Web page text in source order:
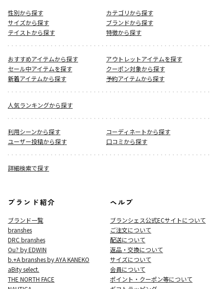
性別から探す
カテゴリから探す
サイズから探す
ブランドから探す
テイストから探す
特徴から探す
おすすめアイテムから探す
アウトレットアイテムを探す
セール中アイテムを探す
クーポン対象から探す
新着アイテムから探す
予約アイテムから探す
人気ランキングから探す
利用シーンから探す
コーディネートから探す
ユーザー投稿から探す
口コミから探す
詳細検索で探す
ブランド紹介
ブランド一覧
branshes
DRC branshes
Ou? by EDWIN
b.+A branshes by AYA KANEKO
aBity select.
THE NORTH FACE
ヘルプ
ブランシェス公式ECサイトについて
ご注文について
配送について
返品・交換について
サイズについて
会員について
ポイント・クーポン等について